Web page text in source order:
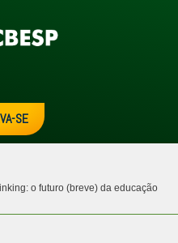
SE
o futuro (breve) da educação